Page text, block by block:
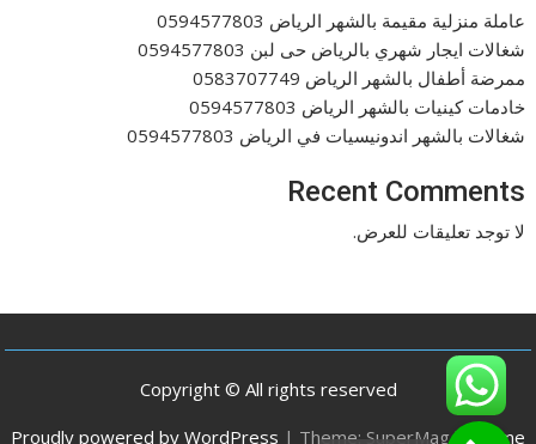
عاملة منزلية مقيمة بالشهر الرياض 0594577803
شغالات ايجار شهري بالرياض حى لبن 0594577803
ممرضة أطفال بالشهر الرياض 0583707749
خادمات كينيات بالشهر الرياض 0594577803
شغالات بالشهر اندونيسيات في الرياض 0594577803
Recent Comments
لا توجد تعليقات للعرض.
Copyright © All rights reserved
Proudly powered by WordPress | Theme: SuperMag by Acme